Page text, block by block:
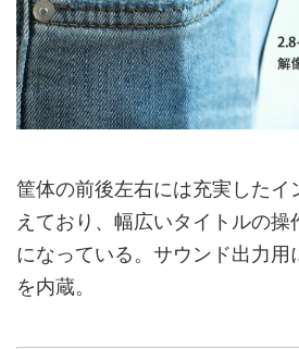
筐体の前後左右には充実したイ
えており、幅広いタイトルの操
になっている。サウンド出力用
を内蔵。